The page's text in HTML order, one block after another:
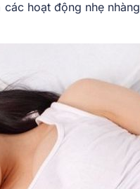
hoạt động nhẹ